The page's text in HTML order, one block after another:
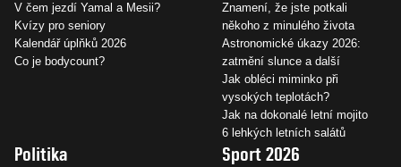
V čem jezdí Yamal a Mesii?
Kvízy pro seniory
Kalendář úplňků 2026
Co je bodycount?
Znamení, že jste potkali
někoho z minulého života
Astronomické úkazy 2026:
zatmění slunce a další
Jak obléci miminko při
vysokých teplotách?
Jak na dokonalé letní mojito
6 lehkých letních salátů
Politika Sport 2026